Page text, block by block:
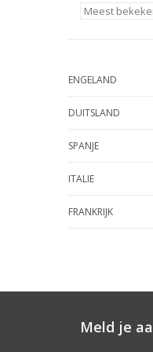
ENGELAND
DUITSLAND
SPANJE
ITALIE
FRANKRIJK
Meld je